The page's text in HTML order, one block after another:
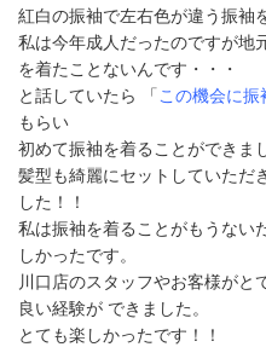
紅白の振袖で左右色が違う振袖
私は今年成人だったのですが地
を着たことないんです・・・
と話していたら 「この機会に振
もらい
初めて振袖を着ることができま
髪型も綺麗にセットしていただ
した！！
私は振袖を着ることがもうない
しかったです。
川口店のスタッフやお客様がと
良い経験が できました。
とても楽しかったです！！